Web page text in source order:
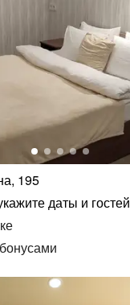
195
даты и гостей